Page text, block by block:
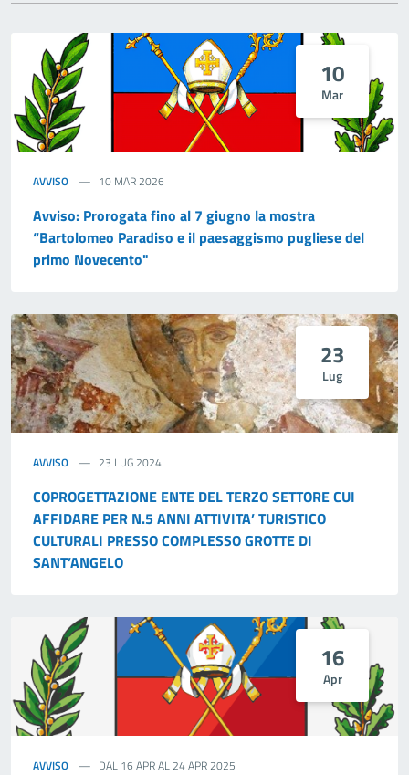
10
Mar
AVVISO 10 MAR 2026
Avviso: Prorogata fino al 7 giugno la mostra
“Bartolomeo Paradiso e il paesaggismo pugliese del
primo Novecento"
23
Lug
AVVISO 23 LUG 2024
COPROGETTAZIONE ENTE DEL TERZO SETTORE CUI
AFFIDARE PER N.5 ANNI ATTIVITA’ TURISTICO
CULTURALI PRESSO COMPLESSO GROTTE DI
SANT’ANGELO
16
Apr
AVVISO DAL 16 APR AL 24 APR 2025